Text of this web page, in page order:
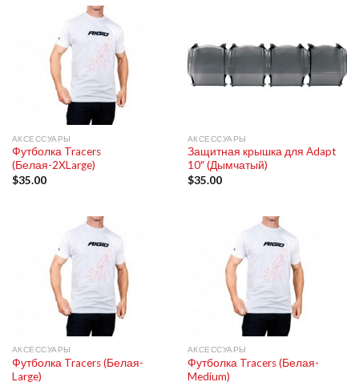
АКСЕССУАРЫ
Футболка Tracers
(Белая-2XLarge)
$35.00
АКСЕССУАРЫ
Защитная крышка для Adapt
10″ (Дымчатый)
$35.00
АКСЕССУАРЫ
Футболка Tracers (Белая-
Large)
АКСЕССУАРЫ
Футболка Tracers (Белая-
Medium)